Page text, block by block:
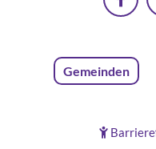
Gemeinden
